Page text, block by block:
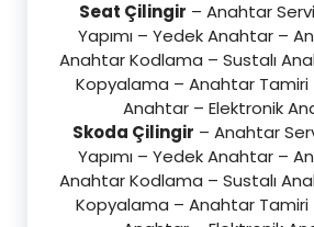
Seat Çilingir – Anahtar
Yapımı – Yedek Anahtar –
Anahtar Kodlama – Sustalı
Kopyalama – Anahtar
Anahtar – Elektronik
Skoda Çilingir – Anahtar
Yapımı – Yedek Anahtar –
Anahtar Kodlama – Sustalı
Kopyalama – Anahtar